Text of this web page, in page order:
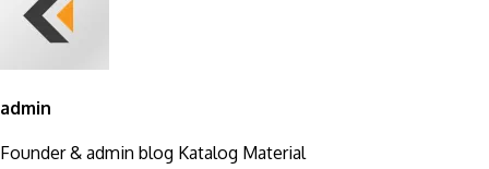
admin
Founder & admin blog Katalog Material